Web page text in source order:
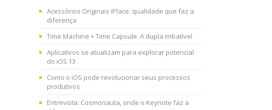
Acessórios Originais iPlace: qualidade que faz a
diferença
Time Machine + Time Capsule. A dupla imbatível
Aplicativos se atualizam para explorar potencial
do iOS 13
Como o iOS pode revolucionar seus processos
produtivos
Entrevista: Cosmonauta, onde o Keynote faz a